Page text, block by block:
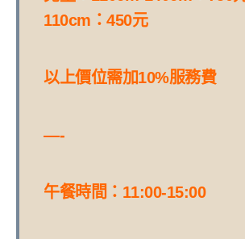
110cm：450元
以上價位需加10%服務費
—-
午餐時間：11:00-15:00